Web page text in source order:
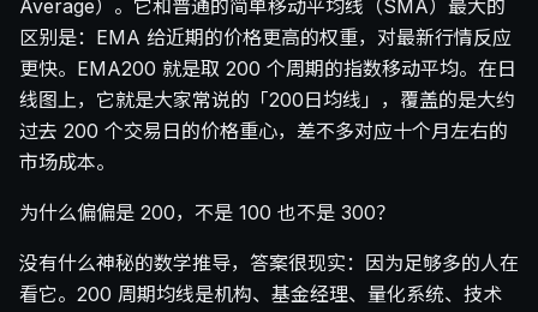
Average）。它和普通的简单移动平均线（SMA）最大的
区别是：EMA 给近期的价格更高的权重，对最新行情反应
更快。EMA200 就是取 200 个周期的指数移动平均。在日
线图上，它就是大家常说的「200日均线」，覆盖的是大约
过去 200 个交易日的价格重心，差不多对应十个月左右的
市场成本。
为什么偏偏是 200，不是 100 也不是 300？
没有什么神秘的数学推导，答案很现实：因为足够多的人在
看它。200 周期均线是机构、基金经理、量化系统、技术